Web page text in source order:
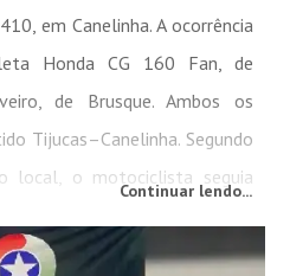
em Canelinha. A ocorrência
Honda CG 160 Fan, de
de Brusque. Ambos os
Tijucas–Canelinha. Segundo
local, o motociclista seguia
traseira da Saveiro. Com o
Continuar lendo...